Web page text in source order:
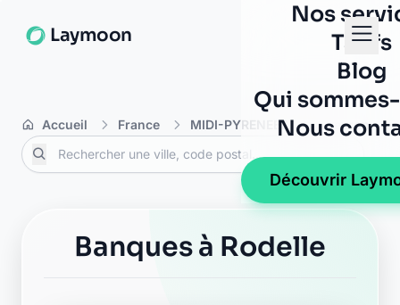
Laymoon
Nos
Tarifs
Blog
Qui
Nous
Découvrir
Accueil France MIDI-PYRENEES Aveyron
Banques à Rodelle